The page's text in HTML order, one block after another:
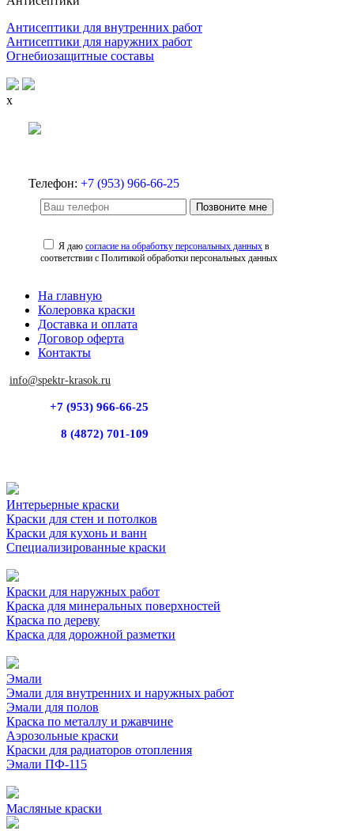
Антисептики для внутренних работ
Антисептики для наружних работ
Огнебиозащитные составы
x
Телефон: +7 (953) 966-66-25
Позвоните мне
Я даюсогласие на обработку персональных данных в
соответствии с Политикой обработки персональных данных
На главную
Колеровка краски
Доставка и оплата
Договор оферта
Контакты
info@spektr-krasok.ru
+7 (953) 966-66-25
8 (4872) 701-109
Интерьерные краски
Краски для стен и потолков
Краски для кухонь и ванн
Специализированные краски
Краски для наружных работ
Краска для минеральных поверхностей
Краска по дереву
Краска для дорожной разметки
Эмали
Эмали для внутренних и наружных работ
Эмали для полов
Краска по металлу и ржавчине
Аэрозольные краски
Краски для радиаторов отопления
Эмали ПФ-115
Масляные краски